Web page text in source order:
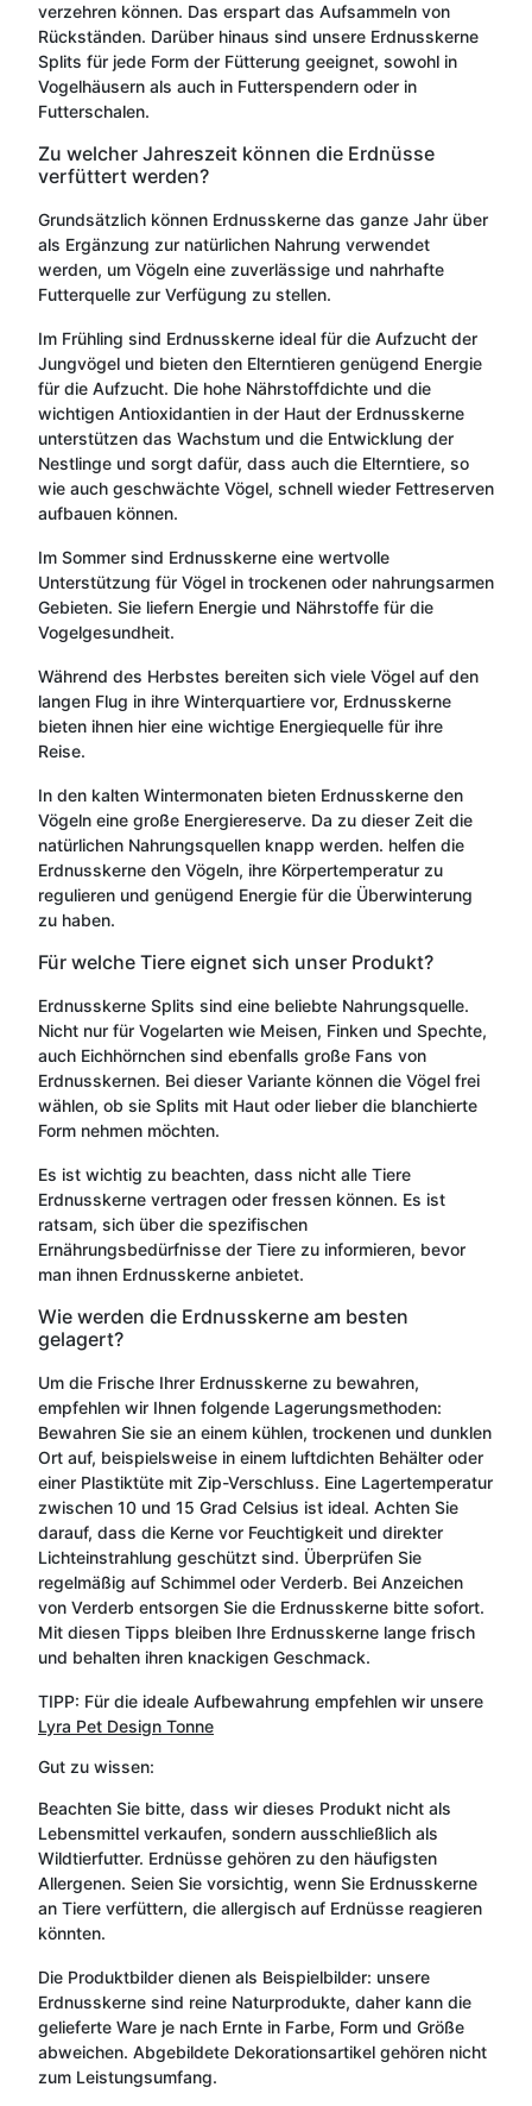
verzehren können. Das erspart das Aufsammeln von
Rückständen. Darüber hinaus sind unsere Erdnusskerne
Splits für jede Form der Fütterung geeignet, sowohl in
Vogelhäusern als auch in Futterspendern oder in
Futterschalen.
Zu welcher Jahreszeit können die Erdnüsse
verfüttert werden?
Grundsätzlich können Erdnusskerne das ganze Jahr über
als Ergänzung zur natürlichen Nahrung verwendet
werden, um Vögeln eine zuverlässige und nahrhafte
Futterquelle zur Verfügung zu stellen.
Im Frühling sind Erdnusskerne ideal für die Aufzucht der
Jungvögel und bieten den Elterntieren genügend Energie
für die Aufzucht. Die hohe Nährstoffdichte und die
wichtigen Antioxidantien in der Haut der Erdnusskerne
unterstützen das Wachstum und die Entwicklung der
Nestlinge und sorgt dafür, dass auch die Elterntiere, so
wie auch geschwächte Vögel, schnell wieder Fettreserven
aufbauen können.
Im Sommer sind Erdnusskerne eine wertvolle
Unterstützung für Vögel in trockenen oder nahrungsarmen
Gebieten. Sie liefern Energie und Nährstoffe für die
Vogelgesundheit.
Während des Herbstes bereiten sich viele Vögel auf den
langen Flug in ihre Winterquartiere vor, Erdnusskerne
bieten ihnen hier eine wichtige Energiequelle für ihre
Reise.
In den kalten Wintermonaten bieten Erdnusskerne den
Vögeln eine große Energiereserve. Da zu dieser Zeit die
natürlichen Nahrungsquellen knapp werden. helfen die
Erdnusskerne den Vögeln, ihre Körpertemperatur zu
regulieren und genügend Energie für die Überwinterung
zu haben.
Für welche Tiere eignet sich unser Produkt?
Erdnusskerne Splits sind eine beliebte Nahrungsquelle.
Nicht nur für Vogelarten wie Meisen, Finken und Spechte,
auch Eichhörnchen sind ebenfalls große Fans von
Erdnusskernen. Bei dieser Variante können die Vögel frei
wählen, ob sie Splits mit Haut oder lieber die blanchierte
Form nehmen möchten.
Es ist wichtig zu beachten, dass nicht alle Tiere
Erdnusskerne vertragen oder fressen können. Es ist
ratsam, sich über die spezifischen
Ernährungsbedürfnisse der Tiere zu informieren, bevor
man ihnen Erdnusskerne anbietet.
Wie werden die Erdnusskerne am besten
gelagert?
Um die Frische Ihrer Erdnusskerne zu bewahren,
empfehlen wir Ihnen folgende Lagerungsmethoden:
Bewahren Sie sie an einem kühlen, trockenen und dunklen
Ort auf, beispielsweise in einem luftdichten Behälter oder
einer Plastiktüte mit Zip-Verschluss. Eine Lagertemperatur
zwischen 10 und 15 Grad Celsius ist ideal. Achten Sie
darauf, dass die Kerne vor Feuchtigkeit und direkter
Lichteinstrahlung geschützt sind. Überprüfen Sie
regelmäßig auf Schimmel oder Verderb. Bei Anzeichen
von Verderb entsorgen Sie die Erdnusskerne bitte sofort.
Mit diesen Tipps bleiben Ihre Erdnusskerne lange frisch
und behalten ihren knackigen Geschmack.
TIPP: Für die ideale Aufbewahrung empfehlen wir unsere
Lyra Pet Design Tonne
Gut zu wissen:
Beachten Sie bitte, dass wir dieses Produkt nicht als
Lebensmittel verkaufen, sondern ausschließlich als
Wildtierfutter. Erdnüsse gehören zu den häufigsten
Allergenen. Seien Sie vorsichtig, wenn Sie Erdnusskerne
an Tiere verfüttern, die allergisch auf Erdnüsse reagieren
könnten.
Die Produktbilder dienen als Beispielbilder: unsere
Erdnusskerne sind reine Naturprodukte, daher kann die
gelieferte Ware je nach Ernte in Farbe, Form und Größe
abweichen. Abgebildete Dekorationsartikel gehören nicht
zum Leistungsumfang.